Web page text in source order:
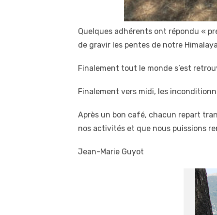
Quelques adhérents ont répondu «
de gravir les pentes de notre
Finalement tout le monde s’est
Finalement vers midi, les
Après un bon café, chacun repart
nos activités et que nous puissions
Jean-Marie Guyot